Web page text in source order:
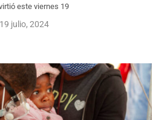
este viernes 19
19 julio, 2024